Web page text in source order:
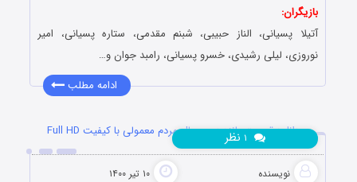
بازیگران:
آتیلا پسیانی، الناز حبیبی، شبنم مقدمی، ستاره پسیانی، امیر
نوروزی، لیلی رشیدی، خسرو پسیانی، رامبد جوان و…
ادامه مطلب
دانلود قسمت پانزدهم سریال مردم معمولی با کیفیت Full HD
نویسنده ۱۰ تیر ۱۴۰۰
نظر